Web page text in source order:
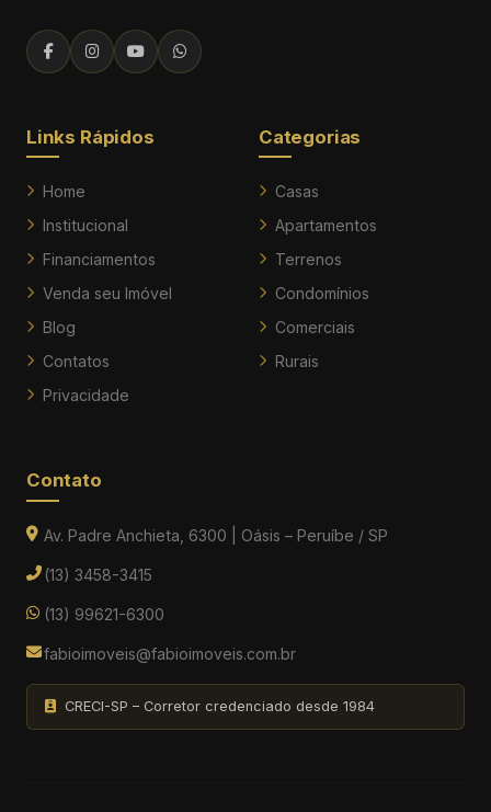
Links Rápidos
Home
Institucional
Financiamentos
Venda seu Imóvel
Blog
Contatos
Privacidade
Categorias
Casas
Apartamentos
Terrenos
Condomínios
Comerciais
Rurais
Contato
Av. Padre Anchieta, 6300 | Oásis – Peruíbe / SP
(13) 3458-3415
(13) 99621-6300
fabioimoveis@fabioimoveis.com.br
CRECI-SP – Corretor credenciado desde 1984